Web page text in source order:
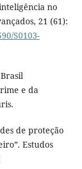
no
21 (61):
S0103-
e da
de proteção
Estudos